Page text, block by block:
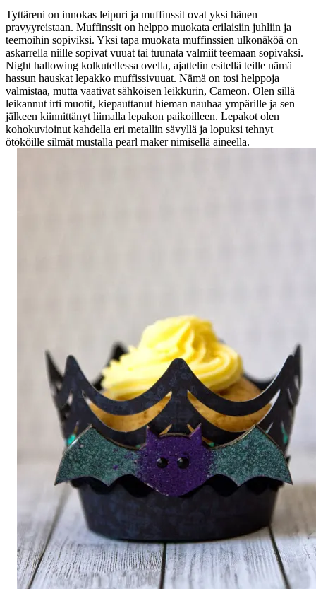
Tyttäreni on innokas leipuri ja muffinssit ovat yksi hänen
pravyyreistaan. Muffinssit on helppo muokata erilaisiin juhliin ja
teemoihin sopiviksi. Yksi tapa muokata muffinssien ulkonäköä on
askarrella niille sopivat vuuat tai tuunata valmiit teemaan sopivaksi.
Night hallowing kolkutellessa ovella, ajattelin esitellä teille nämä
hassun hauskat lepakko muffissivuuat. Nämä on tosi helppoja
valmistaa, mutta vaativat sähköisen leikkurin, Cameon. Olen sillä
leikannut irti muotit, kiepauttanut hieman nauhaa ympärille ja sen
jälkeen kiinnittänyt liimalla lepakon paikoilleen. Lepakot olen
kohokuvioinut kahdella eri metallin sävyllä ja lopuksi tehnyt
ötököille silmät mustalla pearl maker nimisellä aineella.